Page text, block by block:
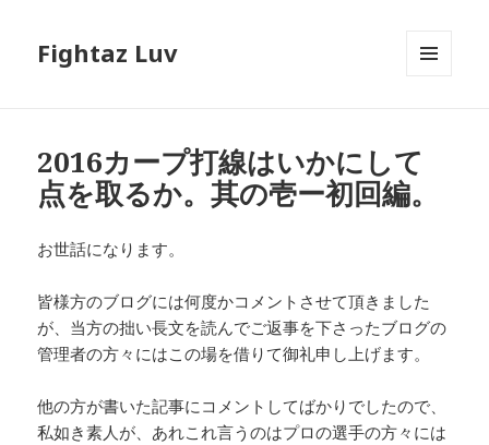
Fightaz Luv
2016カープ打線はいかにして
点を取るか。其の壱ー初回編。
お世話になります。
皆様方のブログには何度かコメントさせて頂きました
が、当方の拙い長文を読んでご返事を下さったブログの
管理者の方々にはこの場を借りて御礼申し上げます。
他の方が書いた記事にコメントしてばかりでしたので、
私如き素人が、あれこれ言うのはプロの選手の方々には